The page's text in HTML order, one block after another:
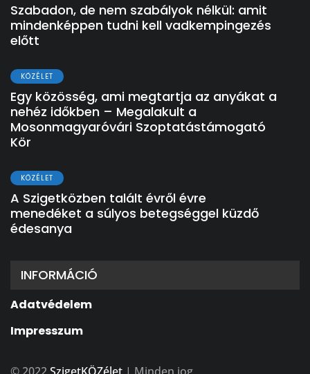
Szabadon, de nem szabályok nélkül: amit
mindenképpen tudni kell vadkempingezés
előtt
KÖZÉLET
Egy közösség, ami megtartja az anyákat a
nehéz időkben – Megalakult a
Mosonmagyaróvári Szoptatástámogató
Kör
KÖZÉLET
A Szigetközben talált évről évre
menedéket a súlyos betegséggel küzdő
édesanya
INFORMÁCIÓ
Adatvédelem
Impresszum